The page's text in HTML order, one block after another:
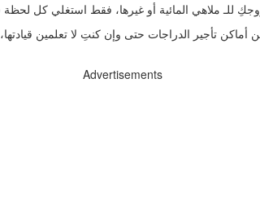
أماكن تأجير الدراجات حتى وإن كنتِ لا تعلمين
Advertisements